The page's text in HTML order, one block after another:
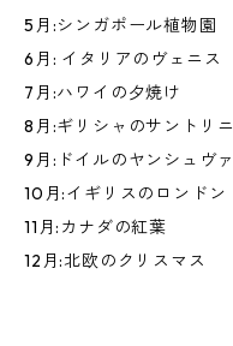
5月:シンガポール植物園
6月: イタリアのヴェニス
7月:ハワイの夕焼け
8月:ギリシャのサントリ
9月:ドイルのヤンシュヴ
10月:イギリスのロンドン
11月:カナダの紅葉
12月:北欧のクリスマス